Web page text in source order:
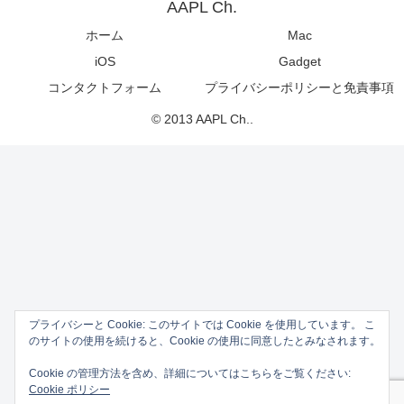
AAPL Ch.
ホーム
Mac
iOS
Gadget
コンタクトフォーム
プライバシーポリシーと免責事項
© 2013 AAPL Ch..
プライバシーと Cookie: このサイトでは Cookie を使用しています。 こ
のサイトの使用を続けると、Cookie の使用に同意したとみなされます。
Cookie の管理方法を含め、詳細についてはこちらをご覧ください:
Cookie ポリシー